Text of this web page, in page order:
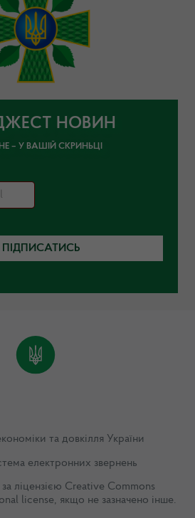
НОВИН
– У ВАШІЙ СКРИНЬЦІ
ПІДПИСАТИСЬ
та довкілля України
електронних звернень
ліцензією Creative Commons
license, якщо не зазначено інше.